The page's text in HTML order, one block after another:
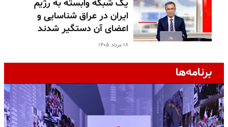
یک شبکه وابسته به رژیم
ایران در عراق شناسایی و
اعضای آن دستگیر شدند
۱۸ مرداد ۱۴۰۵
برنامه‌ها